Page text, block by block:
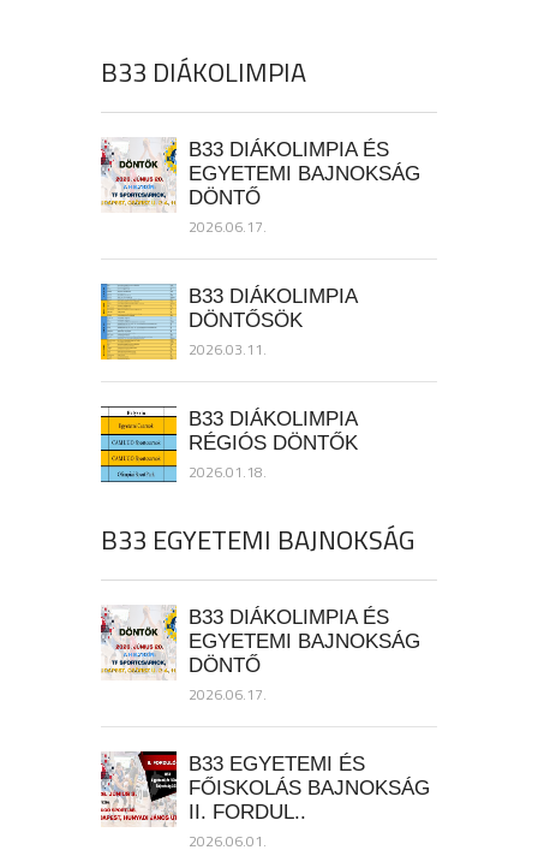
B33 DIÁKOLIMPIA
B33 DIÁKOLIMPIA ÉS
EGYETEMI BAJNOKSÁG
DÖNTŐ
2026.06.17.
B33 DIÁKOLIMPIA
DÖNTŐSÖK
2026.03.11.
B33 DIÁKOLIMPIA
RÉGIÓS DÖNTŐK
2026.01.18.
B33 EGYETEMI BAJNOKSÁG
B33 DIÁKOLIMPIA ÉS
EGYETEMI BAJNOKSÁG
DÖNTŐ
2026.06.17.
B33 EGYETEMI ÉS
FŐISKOLÁS BAJNOKSÁG
II. FORDUL..
2026.06.01.